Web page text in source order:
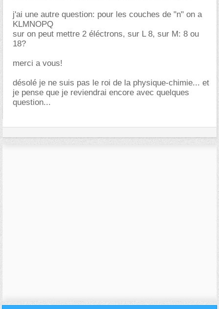
j'ai une autre question: pour les couches de "n" on a
KLMNOPQ
sur on peut mettre 2 éléctrons, sur L 8, sur M: 8 ou
18?
merci a vous!
désolé je ne suis pas le roi de la physique-chimie... et
je pense que je reviendrai encore avec quelques
question...